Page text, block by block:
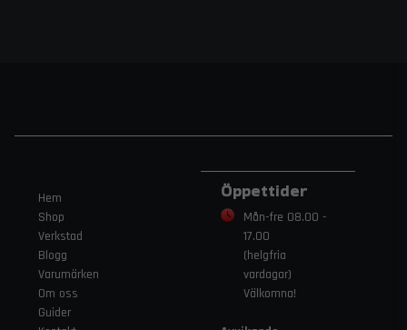
Hem
Shop
Verkstad
Blogg
Varumärken
Om oss
Guider
Öppettider
Mån-fre 08.00 -
17.00
(helgfria
vardagar)
Välkomna!